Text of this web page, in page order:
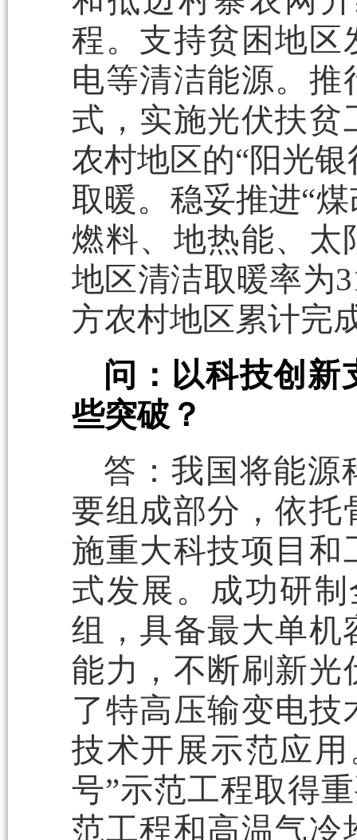
程。支持贫困地区
电等清洁能源。
式，实施光伏扶贫
农村地区的“阳光
取暖。稳妥推进“
燃料、地热能、太
地区清洁取暖率为
方农村地区累计完
问：以科技创新
些突破？
答：我国将能源
要组成部分，依托
施重大科技项目和
式发展。成功研
组，具备最大单机
能力，不断刷新光
了特高压输变电
技术开展示范应
号”示范工程取得
范工程和高温气冷